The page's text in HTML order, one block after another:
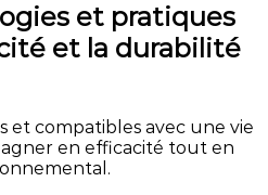
et pratiques
et la durabilité
et compatibles avec une vie
en efficacité tout en